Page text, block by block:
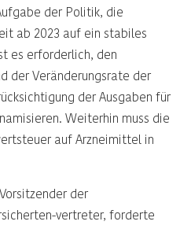
der Politik, die
ab 2023 auf ein stabiles
es erforderlich, den
der Veränderungsrate der
der Ausgaben für
Weiterhin muss die
auf Arzneimittel in
der
vertreter, forderte